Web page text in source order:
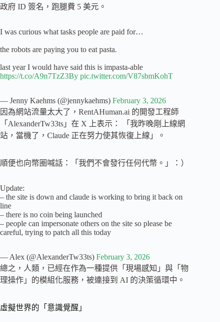
政府 ID 簽名，跑腿費 5 美元。
I was curious what tasks people are paid for…
the robots are paying you to eat pasta.
last year I would have said this is impasta-able
https://t.co/A9n7TzZ3By pic.twitter.com/V87sbmKohT
— Jenny Kaehms (@jennykaehms) February 3, 2026
因為網站流量太大了，RentAHuman.ai 的開發工程師
「AlexanderTw33ts」在 X 上表示： 「我昨晚剛上線網
站，當機了，Claude 正在努力使其恢復上線」。
順便也向幣圈喊話：「我們不會發行任何代幣。」：）
Update:
– the site is down and claude is working to bring it back on
line
– there is no coin being launched
– people can impersonate others on the site so please be
careful, trying to patch all this today
— Alex (@AlexanderTw33ts) February 3, 2026
總之，人類，已經在作為一種提供「現場感知」與「物
理操作」的模組化服務，被連接到 AI 的決策循環中。
虛擬世界的「意識覺醒」